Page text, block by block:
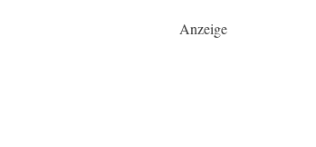
Anzeige